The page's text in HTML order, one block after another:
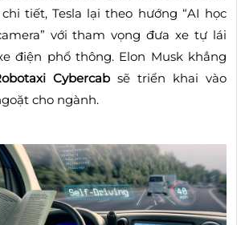
tiết, Tesla lại theo hướng “AI học
với tham vọng đưa xe tự lái
điện phổ thông. Elon Musk khẳng
Cybercab sẽ triển khai vào
cho ngành.